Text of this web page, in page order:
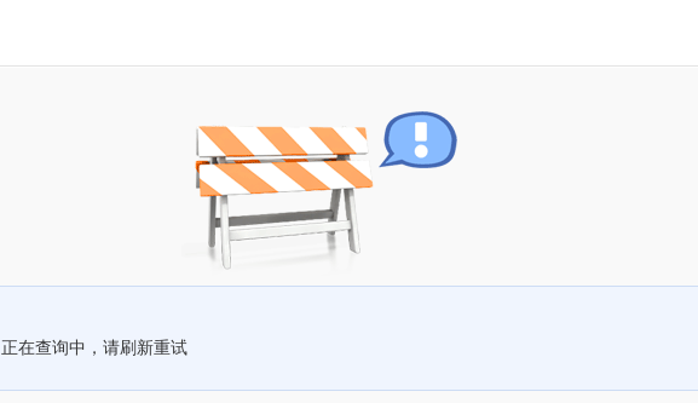
正在查询中，请刷新重试